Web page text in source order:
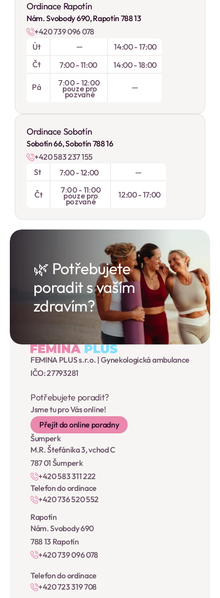
Ordinace Rapotín
Nám. Svobody 690, Rapotín 788 13
+420 739 096 078
Út
Čt
—
14:00 - 17:00
7:00 - 11:00
14:00 - 18:00
Pá 7:00 - 12:00
pouze pro
pozvané
—
Ordinace Sobotín
Sobotín 66, Sobotín 788 16
+420 583 237 155
St
Čt
—
7:00 - 12:00
7:00 - 11:00
pouze pro
pozvané
12:00 - 17:00
🌿 Potřebujete
poradit s vaším
zdravím?
FEMINA PLUS s.r.o. | Gynekologická ambulance
IČO: 27793281
Potřebujete poradit?
Jsme tu pro Vás online!
Přejít do online poradny
Šumperk
M.R. Štefánika 3, vchod C
787 01 Šumperk
+420 583 311 222
Telefon do ordinace
+420 736 520 552
Rapotín
Nám. Svobody 690
788 13 Rapotín
+420 739 096 078
Telefon do ordinace
+420 723 319 708